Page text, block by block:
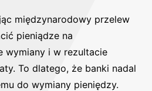
międzynarodowy przelew
pieniądze na
wymiany i w rezultacie
To dlatego, że banki nadal
do wymiany pieniędzy.